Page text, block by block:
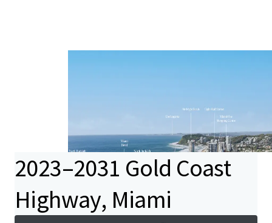
2023–2031 Gold Coast
Highway, Miami